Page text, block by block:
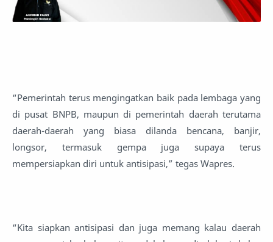
“Pemerintah terus mengingatkan baik pada lembaga yang
di pusat BNPB, maupun di pemerintah daerah terutama
daerah-daerah yang biasa dilanda bencana, banjir,
longsor, termasuk gempa juga supaya terus
mempersiapkan diri untuk antisipasi,” tegas Wapres.
“Kita siapkan antisipasi dan juga memang kalau daerah